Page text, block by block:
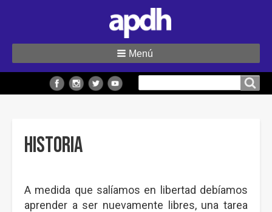
Menú
Historia
A medida que salíamos en libertad debíamos
aprender a ser nuevamente libres, una tarea